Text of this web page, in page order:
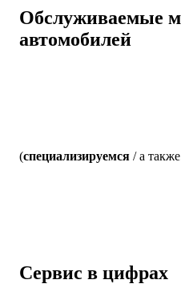
Обслуживаемые
автомобилей
(специализируемся / а
Сервис в цифрах